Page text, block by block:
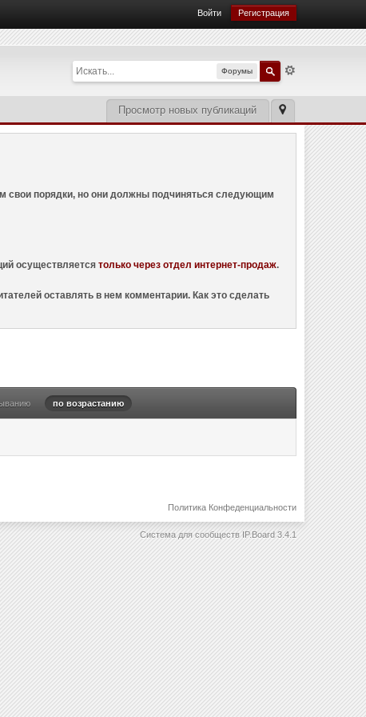
Войти Регистрация
Форумы
Просмотр новых публикаций
свои порядки, но они должны подчиняться следующим
осуществляетсятолько через отдел интернет-продаж.
оставлять в нем комментарии. Как это сделать
по возрастанию
Политика Конфеденциальности
Система для сообществ IP.Board 3.4.1